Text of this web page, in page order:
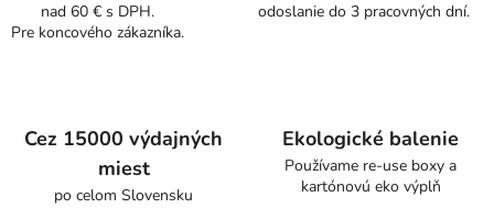
nad 60 € s DPH.
Pre koncového zákazníka.
odoslanie do 3 pracovných dní.
Cez 15000 výdajných
miest
po celom Slovensku
Ekologické balenie
Používame re-use boxy a
kartónovú eko výplň